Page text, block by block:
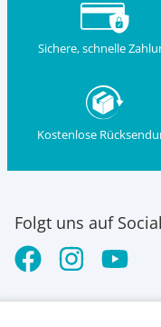
Sichere, schnelle
Kostenlose
Folgt uns auf